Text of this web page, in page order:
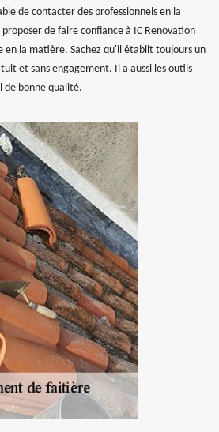
de contacter des professionnels en la
de faire confiance à IC Renovation
en la matière. Sachez qu'il établit toujours un
et sans engagement. Il a aussi les outils
de bonne qualité.